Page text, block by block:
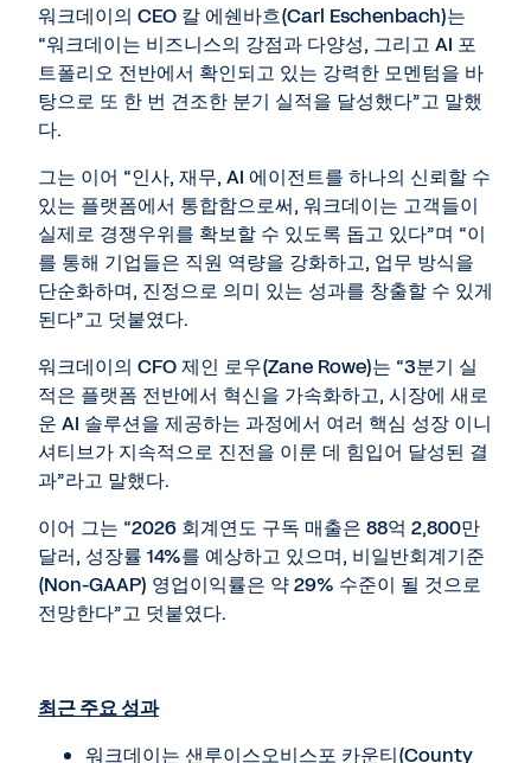
워크데이의 CEO 칼 에쉔바흐(Carl Eschenbach)는
“워크데이는 비즈니스의 강점과 다양성, 그리고 AI 포
트폴리오 전반에서 확인되고 있는 강력한 모멘텀을 바
탕으로 또 한 번 견조한 분기 실적을 달성했다”고 말했
다.
그는 이어 “인사, 재무, AI 에이전트를 하나의 신뢰할 수
있는 플랫폼에서 통합함으로써, 워크데이는 고객들이
실제로 경쟁우위를 확보할 수 있도록 돕고 있다”며 “이
를 통해 기업들은 직원 역량을 강화하고, 업무 방식을
단순화하며, 진정으로 의미 있는 성과를 창출할 수 있게
된다”고 덧붙였다.
워크데이의 CFO 제인 로우(Zane Rowe)는 “3분기 실
적은 플랫폼 전반에서 혁신을 가속화하고, 시장에 새로
운 AI 솔루션을 제공하는 과정에서 여러 핵심 성장 이니
셔티브가 지속적으로 진전을 이룬 데 힘입어 달성된 결
과”라고 말했다.
이어 그는 “2026 회계연도 구독 매출은 88억 2,800만
달러, 성장률 14%를 예상하고 있으며, 비일반회계기준
(Non-GAAP) 영업이익률은 약 29% 수준이 될 것으로
전망한다”고 덧붙였다.
최근 주요 성과
워크데이는 샌루이스오비스포 카운티(County